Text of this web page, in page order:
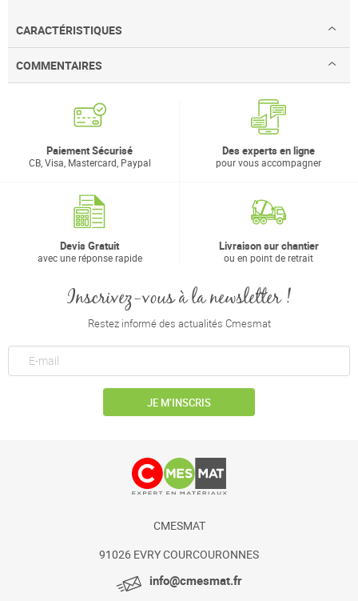
CARACTÉRISTIQUES
COMMENTAIRES
Paiement Sécurisé
CB, Visa, Mastercard, Paypal
Des experts en ligne
pour vous accompagner
Devis Gratuit
avec une réponse rapide
Livraison sur chantier
ou en point de retrait
Inscrivez-vous à la newsletter !
Restez informé des actualités Cmesmat
JE M’INSCRIS
CMESMAT
91026 EVRY COURCOURONNES
info@cmesmat.fr